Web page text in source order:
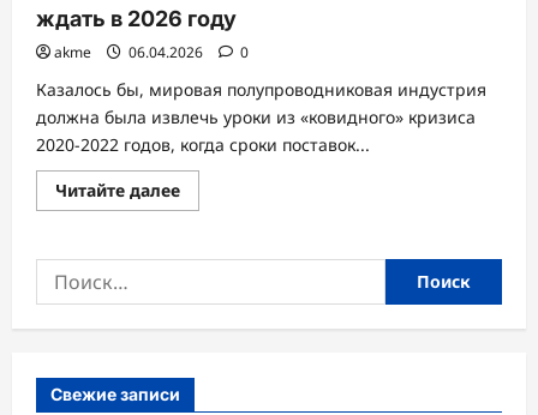
ждать в 2026 году
akme 06.04.2026 0
Казалось бы, мировая полупроводниковая индустрия
должна была извлечь уроки из «ковидного» кризиса
2020-2022 годов, когда сроки поставок...
Читайте далееПрочитать
больше
дефицита
на
вверх.
выжить
Найти:
Свежие записи